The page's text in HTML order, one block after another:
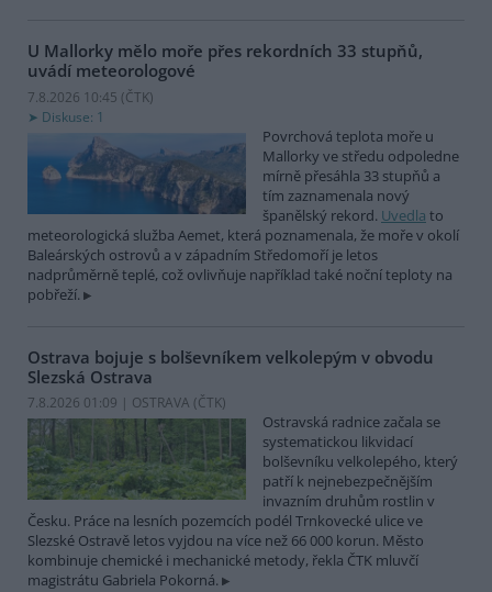
U Mallorky mělo moře přes rekordních 33 stupňů,
uvádí meteorologové
7.8.2026 10:45 (ČTK)
Diskuse: 1
Povrchová teplota moře u
Mallorky ve středu odpoledne
mírně přesáhla 33 stupňů a
tím zaznamenala nový
španělský rekord. Uvedla to
meteorologická služba Aemet, která poznamenala, že moře v okolí
Baleárských ostrovů a v západním Středomoří je letos
nadprůměrně teplé, což ovlivňuje například také noční teploty na
pobřeží.
Ostrava bojuje s bolševníkem velkolepým v obvodu
Slezská Ostrava
7.8.2026 01:09 | OSTRAVA (ČTK)
Ostravská radnice začala se
systematickou likvidací
bolševníku velkolepého, který
patří k nejnebezpečnějším
invazním druhům rostlin v
Česku. Práce na lesních pozemcích podél Trnkovecké ulice ve
Slezské Ostravě letos vyjdou na více než 66 000 korun. Město
kombinuje chemické i mechanické metody, řekla ČTK mluvčí
magistrátu Gabriela Pokorná.